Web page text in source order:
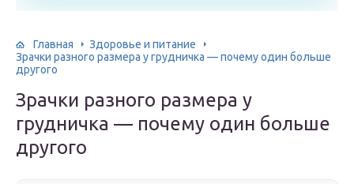
Главная
Здоровье и питание
Зрачки разного размера у грудничка — почему один больше
другого
Зрачки разного размера у
грудничка — почему один больше
другого